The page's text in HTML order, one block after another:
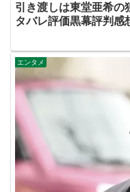
引き渡しは東堂亜希の
タバレ評価黒幕評判感
エンタメ